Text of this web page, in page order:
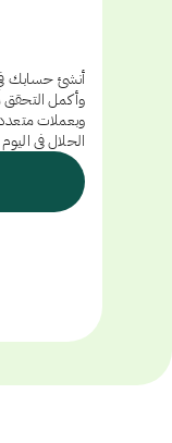
أنشئ حسابك
وأكمل
وبعملات
الحلال في